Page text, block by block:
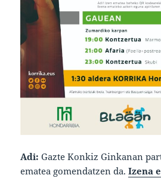
Adi: Gazte Konkiz Ginkanan
ematea gomendatzen da.Izena